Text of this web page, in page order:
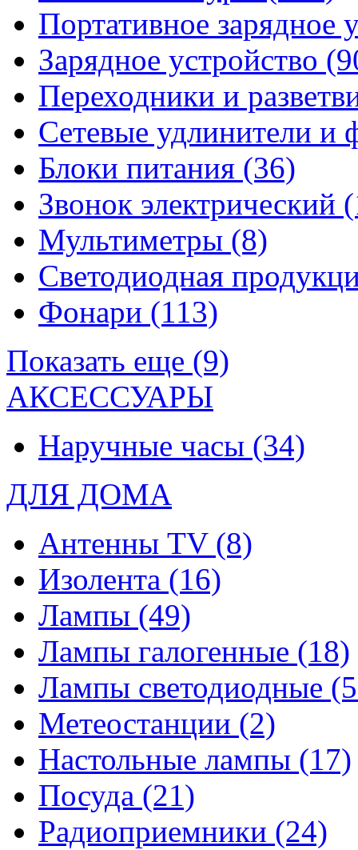
Портативное зарядное
Зарядное устройство
Переходники и
Сетевые удлинители и
Блоки питания (36)
Звонок электрический
Мультиметры (8)
Светодиодная
Фонари (113)
Показать еще (9)
АКСЕССУАРЫ
Наручные часы (34)
ДЛЯ ДОМА
Антенны TV (8)
Изолента (16)
Лампы (49)
Лампы галогенные (18)
Лампы светодиодные
Метеостанции (2)
Настольные лампы (17)
Посуда (21)
Радиоприемники (24)